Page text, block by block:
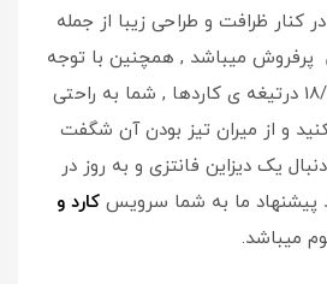
کنار ظرافت و طراحی زیبا از جمله
میباشد , همچنین با توجه
به استفاده از استیل 18/10 درتیغه ی کاردها , شما به راحتی
و از میران تیز بودن آن شگفت
یک دیزاین فانتزی و به روز در
پیشنهاد ما به شما سرویس کارد و